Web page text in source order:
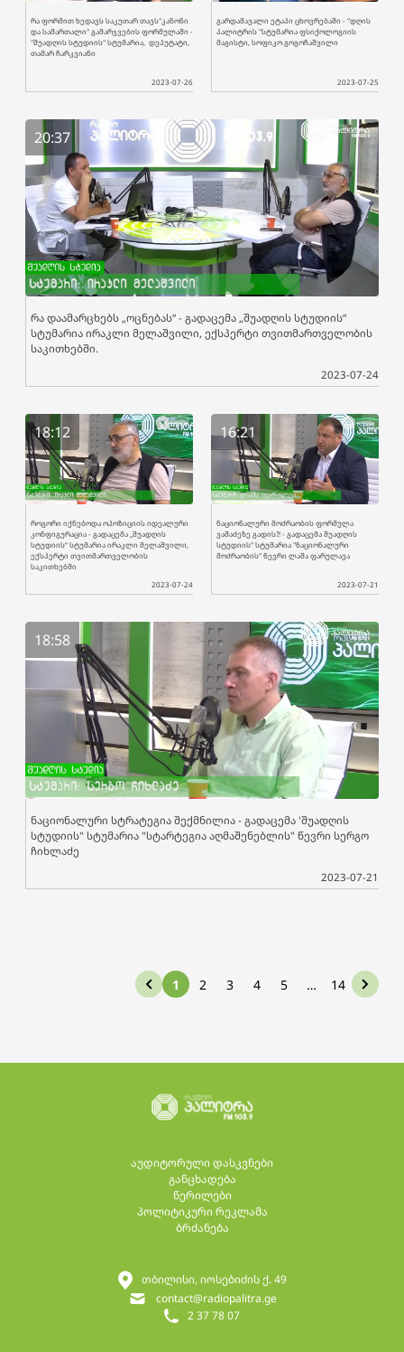
რა ფორმით ხედავს საკუთარ თავს"კანონი
და სამართალი" გამარჯვების ფორმულაში -
"შუადღის სტუდიის" სტუმარია, დეპუტატი,
თამარ ჩარკვიანი
2023-07-26
გარდამავალი ეტაპი ცხოვრებაში - "დღის
პალიტრის "სტუმარია ფსიქოლოგიის
მაგისტი, სოფიკო გოგოჩაშვილი
2023-07-25
20:37
რა დაამარცხებს „ოცნებას“ - გადაცემა „შუადღის სტუდიის“
სტუმარია ირაკლი მელაშვილი, ექსპერტი თვითმართველობის
საკითხებში.
2023-07-24
18:12
როგორი იქნებოდა ოპოზიციის იდეალური
კონფიგურაცია - გადაცემა „შუადღის
სტუდიის“ სტუმარია ირაკლი მელაშვილი,
ექსპერტი თვითმართველობის
საკითხებში
2023-07-24
16:21
ნაციონალური მოძრაობის ფორმულა
ვაშაძეზე გადის?! - გადაცემა შუადღის
სტუდიის" სტუმარია "ნაციონალური
მოძრაობის" წევრი ლაშა ფარულავა
2023-07-21
18:58
ნაციონალური სტრატეგია შექმნილია - გადაცემა 'შუადღის
სტუდიის" სტუმარია "სტარტეგია აღმაშენებლის" წევრი სერგო
ჩიხლაძე
2023-07-21
1 2 3 4 5 … 14
აუდიტორული დასკვნები
განცხადება
წერილები
პოლიტიკური რეკლამა
ბრძანება
2 37 78 07
contact@radiopalitra.ge
თბილისი, იოსებიძის ქ. 49